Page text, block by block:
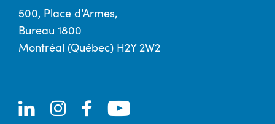
500, Place d’Armes,
Bureau 1800
Montréal (Québec) H2Y 2W2